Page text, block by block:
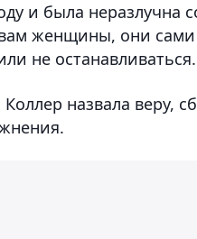
и была неразлучна
женщины, они
не останавливаться.
назвала веру,